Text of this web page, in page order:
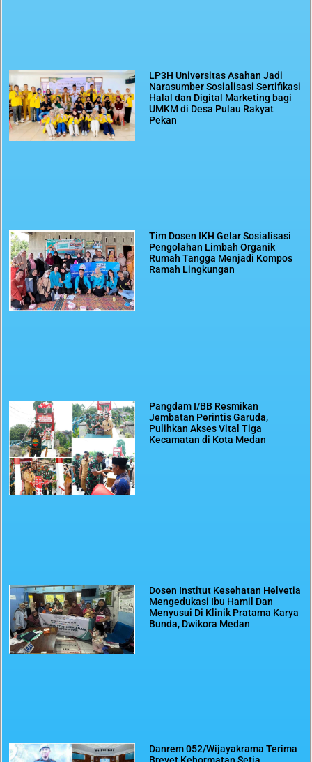
LP3H Universitas Asahan Jadi
Narasumber Sosialisasi Sertifikasi
Halal dan Digital Marketing bagi
UMKM di Desa Pulau Rakyat
Pekan
Tim Dosen IKH Gelar Sosialisasi
Pengolahan Limbah Organik
Rumah Tangga Menjadi Kompos
Ramah Lingkungan
Pangdam I/BB Resmikan
Jembatan Perintis Garuda,
Pulihkan Akses Vital Tiga
Kecamatan di Kota Medan
Dosen Institut Kesehatan Helvetia
Mengedukasi Ibu Hamil Dan
Menyusui Di Klinik Pratama Karya
Bunda, Dwikora Medan
Danrem 052/Wijayakrama Terima
Brevet Kehormatan Setia